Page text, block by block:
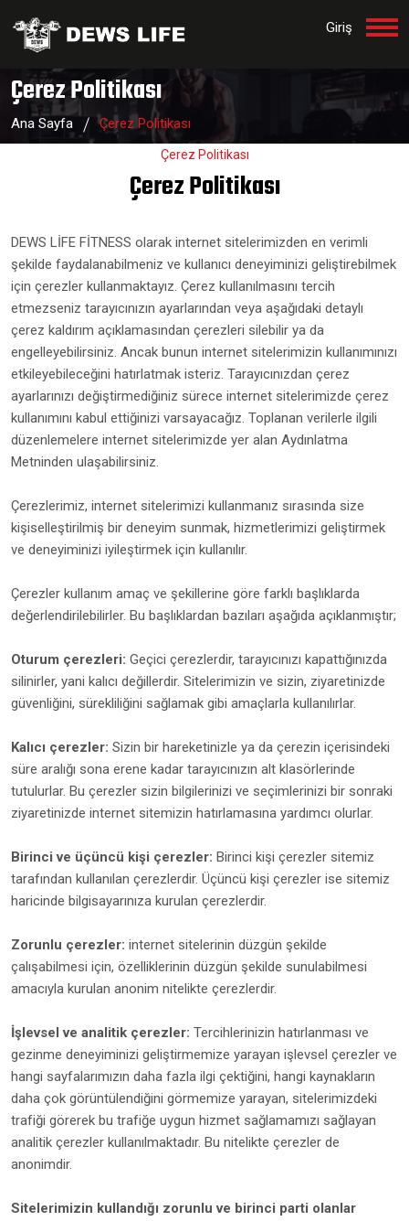
Giriş
Çerez Politikası
Ana Sayfa Çerez Politikası
Çerez Politikası
Çerez Politikası
DEWS LİFE FİTNESS olarak internet sitelerimizden en verimli
şekilde faydalanabilmeniz ve kullanıcı deneyiminizi geliştirebilmek
için çerezler kullanmaktayız. Çerez kullanılmasını tercih
etmezseniz tarayıcınızın ayarlarından veya aşağıdaki detaylı
çerez kaldırım açıklamasından çerezleri silebilir ya da
engelleyebilirsiniz. Ancak bunun internet sitelerimizin kullanımınızı
etkileyebileceğini hatırlatmak isteriz. Tarayıcınızdan çerez
ayarlarınızı değiştirmediğiniz sürece internet sitelerimizde çerez
kullanımını kabul ettiğinizi varsayacağız. Toplanan verilerle ilgili
düzenlemelere internet sitelerimizde yer alan Aydınlatma
Metninden ulaşabilirsiniz.
Çerezlerimiz, internet sitelerimizi kullanmanız sırasında size
kişiselleştirilmiş bir deneyim sunmak, hizmetlerimizi geliştirmek
ve deneyiminizi iyileştirmek için kullanılır.
Çerezler kullanım amaç ve şekillerine göre farklı başlıklarda
değerlendirilebilirler. Bu başlıklardan bazıları aşağıda açıklanmıştır;
Oturum çerezleri: Geçici çerezlerdir, tarayıcınızı kapattığınızda
silinirler, yani kalıcı değillerdir. Sitelerimizin ve sizin, ziyaretinizde
güvenliğini, sürekliliğini sağlamak gibi amaçlarla kullanılırlar.
Kalıcı çerezler: Sizin bir hareketinizle ya da çerezin içerisindeki
süre aralığı sona erene kadar tarayıcınızın alt klasörlerinde
tutulurlar. Bu çerezler sizin bilgilerinizi ve seçimlerinizi bir sonraki
ziyaretinizde internet sitemizin hatırlamasına yardımcı olurlar.
Birinci ve üçüncü kişi çerezler: Birinci kişi çerezler sitemiz
tarafından kullanılan çerezlerdir. Üçüncü kişi çerezler ise sitemiz
haricinde bilgisayarınıza kurulan çerezlerdir.
Zorunlu çerezler: internet sitelerinin düzgün şekilde
çalışabilmesi için, özelliklerinin düzgün şekilde sunulabilmesi
amacıyla kurulan anonim nitelikte çerezlerdir.
İşlevsel ve analitik çerezler: Tercihlerinizin hatırlanması ve
gezinme deneyiminizi geliştirmemize yarayan işlevsel çerezler ve
hangi sayfalarımızın daha fazla ilgi çektiğini, hangi kaynakların
daha çok görüntülendiğini görmemize yarayan, sitelerimizdeki
trafiği görerek bu trafiğe uygun hizmet sağlamamızı sağlayan
analitik çerezler kullanılmaktadır. Bu nitelikte çerezler de
anonimdir.
Sitelerimizin kullandığı zorunlu ve birinci parti olanlar